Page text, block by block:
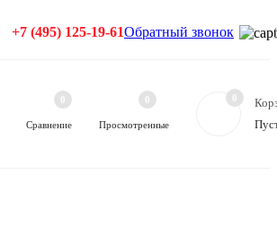
+7 (495) 125-19-61Обратный звонок
Сравнение
0
Просмотренные
0 0